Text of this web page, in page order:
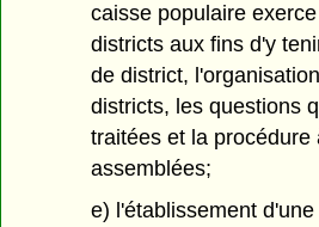
caisse populaire
districts aux fins d'y
de district,
districts, les questions
traitées et la procédure
assemblées;
e) l'établissement